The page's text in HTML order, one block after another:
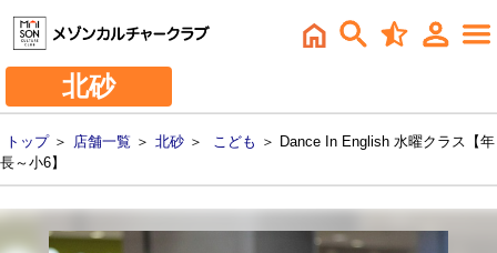
北砂
トップ＞ 店舗一覧 ＞ 北砂 ＞ こども ＞ Dance In English 水曜クラス【年
長～小6】